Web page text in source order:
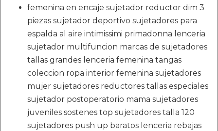
femenina en encaje sujetador reductor dim 3
piezas sujetador deportivo sujetadores para
espalda al aire intimissimi primadonna lenceria
sujetador multifuncion marcas de sujetadores
tallas grandes lenceria femenina tangas
coleccion ropa interior femenina sujetadores
mujer sujetadores reductores tallas especiales
sujetador postoperatorio mama sujetadores
juveniles sostenes top sujetadores talla 120
sujetadores push up baratos lenceria rebajas